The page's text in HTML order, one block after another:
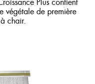
Plus contient
végétale de première
chair.